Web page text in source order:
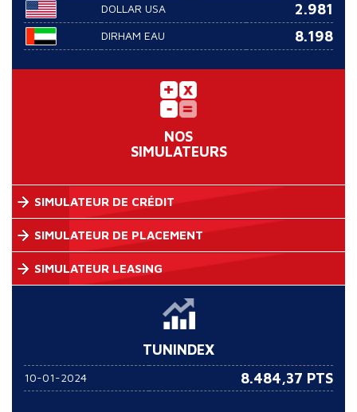
DOLLAR USA 2.981
DIRHAM EAU 8.198
NOS
SIMULATEURS
SIMULATEUR DE CRÉDIT
SIMULATEUR DE PLACEMENT
SIMULATEUR LEASING
TUNINDEX
10-01-2024 8.484,37 PTS